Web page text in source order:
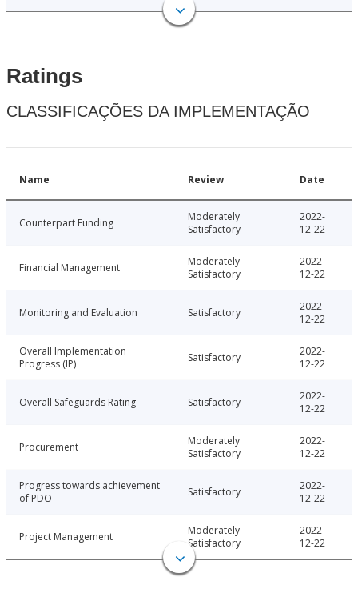
Ratings
CLASSIFICAÇÕES DA IMPLEMENTAÇÃO
Name Review Date
Counterpart Funding
Moderately
Satisfactory
2022-
12-22
Financial Management
Moderately
Satisfactory
2022-
12-22
Monitoring and Evaluation Satisfactory
2022-
12-22
Overall Implementation
Progress (IP)
Satisfactory
2022-
12-22
Overall Safeguards Rating Satisfactory
2022-
12-22
Procurement
Moderately
Satisfactory
2022-
12-22
Progress towards achievement
of PDO
Satisfactory
2022-
12-22
Project Management
Moderately
Satisfactory
2022-
12-22